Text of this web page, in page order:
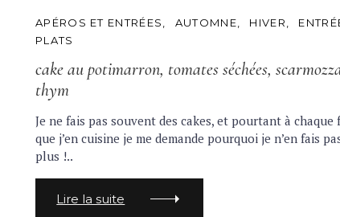
C
A
T
G
O
R
E
S
APÉROS ET ENTRÉES AUTOMNE HIVER
PLATS
cake au potimarron, tomates séchées,
thym
Je ne fais pas souvent des cakes, et pourtant à chaque
que j’en cuisine je me demande pourquoi je n’en fais
plus !..
Lire la suite